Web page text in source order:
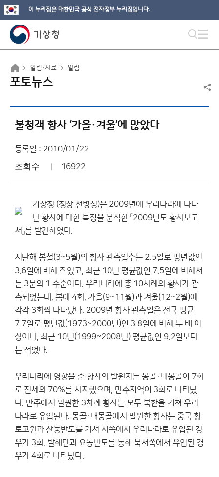
이 누리집은 대한민국 공식 전자정부 누리집입니다.
알림·자료 알림
포토뉴스
불청객 황사 ‘가을·겨울’에 많았다
등록일 : 2010/01/22
조회수 16922
기상청 (청장 전병성)은 2009년에 우리나라에 나타
난 황사에 대한 특징을 분석한 「2009년도 황사보고
서」를 발간하였다.
지난해 봄철(3~5월)의 황사 관측일수는 2.5일로 평년값인
3.6일에 비해 적었고, 최근 10년 평균값인 7.5일에 비해서
는 3분의 1 수준이다. 우리나라에 총 10차례의 황사가 관
측되었는데, 봄에 4회, 가을(9~11월)과 겨울(12~2월)에
각각 3회씩 나타났다. 2009년 황사 관측일은 전국 평균
7.7일로 평년값(1973~2000년)인 3.8일에 비해 두 배 이
상이나, 최근 10년(1999~2008년) 평균값인 9.2일보다
는 적었다.
우리나라에 영향을 준 황사의 발원지는 몽골·내몽골이 7회
로 전체의 70%를 차지했으며, 만주지역이 3회로 나타났
다. 만주에서 발원한 3차례 황사는 모두 북한을 거쳐 우리
나라로 유입된다. 몽골·내몽골에서 발원한 황사는 중국 황
토고원과 산둥반도를 거쳐 서쪽에서 우리나라로 유입된 경
우가 3회, 발해만과 요동반도를 통해 북서쪽에서 유입된 경
우가 4회로 나타났다.